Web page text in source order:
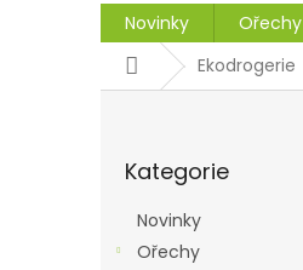
Novinky Ořechy
DomůEkodrogerie
kategorie
Kategorie
Novinky
Ořechy